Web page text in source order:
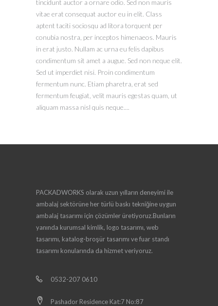
tincidunt auctor a ornare odio. Sed non mauris
vitae erat consequat auctor eu in elit. Class
aptent taciti sociosqu ad litora torquent per
conubia nostra, per inceptos himenaeos. Mauris
in erat justo. Nullam ac urna eu felis dapibus
condimentum sit amet a augue. Sed non neque elit.
Sed ut imperdiet nisi. Proin condimentum
fermentum nunc. Etiam pharetra, erat sed
fermentum feugiat, velit mauris egestas quam, ut
aliquam massa nisl quis neque....
PACKADWORKS olarak uzun yılların deneyimi ile
ambalaj sektörüne her türlü baskı tekniğine uygun
ambalaj tasarımı için çözümler üretiyoruz.Bunların
yanında kurumsal kimlik, logo tasarımı, web
tasarımı, katalog-broşür tasarımı ve fuar standı
tasarımı konularında da hizmet veriyoruz.
0532-207 0610
Pashador Residence Kat:7 No:87